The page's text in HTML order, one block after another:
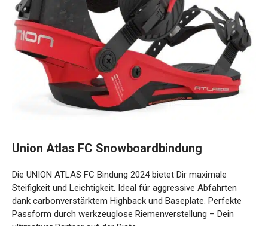
Union Atlas FC Snowboardbindung
Die UNION ATLAS FC Bindung 2024 bietet Dir maximale
Steifigkeit und Leichtigkeit. Ideal für aggressive Abfahrten
dank carbonverstärktem Highback und Baseplate. Perfekte
Passform durch werkzeuglose Riemenverstellung – Dein